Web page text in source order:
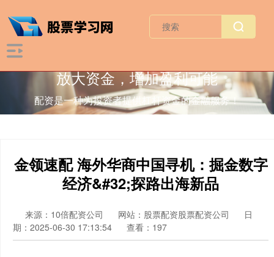
放大资金，增加盈利可能
配资是一种为投资者提供杠杆资金的金融服务！
金领速配 海外华商中国寻机：掘金数字
经济&#32;探路出海新品
来源：10倍配资公司 网站：股票配资股票配资公司
日
期：2025-06-30 17:13:54
查看：197